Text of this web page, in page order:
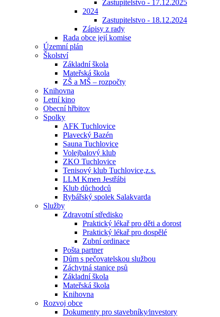
Zastupitelstvo - 17.12.2025
2024
Zastupitelstvo - 18.12.2024
Zápisy z rady
Rada obce její komise
Územní plán
Školství
Základní škola
Mateřská škola
ZŠ a MŠ – rozpočty
Knihovna
Letní kino
Obecní hřbitov
Spolky
AFK Tuchlovice
Plavecký Bazén
Sauna Tuchlovice
Volejbalový klub
ZKO Tuchlovice
Tenisový klub Tuchlovice,z.s.
LLM Kmen Jestřábi
Klub důchodců
Rybářský spolek Salakvarda
Služby
Zdravotní středisko
Praktický lékař pro děti a dorost
Praktický lékař pro dospělé
Zubní ordinace
Pošta partner
Dům s pečovatelskou službou
Záchytná stanice psů
Základní škola
Mateřská škola
Knihovna
Rozvoj obce
Dokumenty pro stavebníky⁄investory